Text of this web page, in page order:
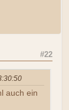
#22
auch ein